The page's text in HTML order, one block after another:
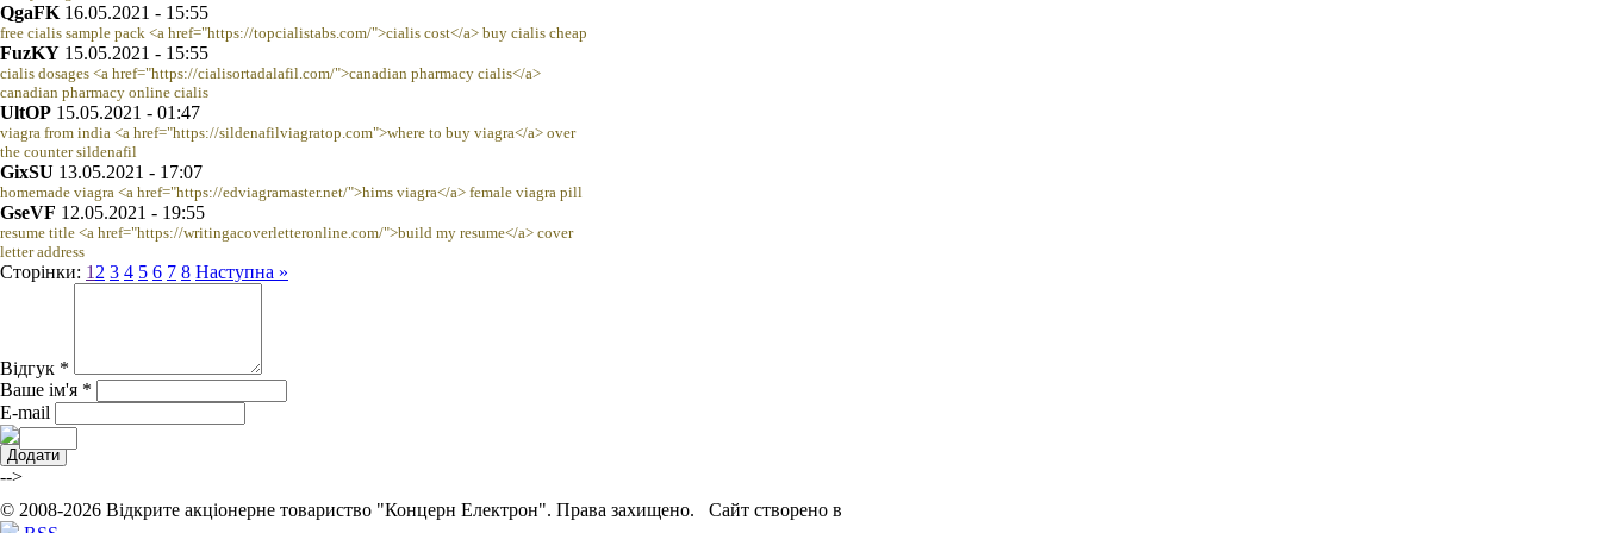
QgaFK 16.05.2021 - 15:55
free cialis sample pack <a href="https://topcialistabs.com/">cialis cost</a> buy cialis cheap
FuzKY 15.05.2021 - 15:55
cialis dosages <a href="https://cialisortadalafil.com/">canadian pharmacy cialis</a>
canadian pharmacy online cialis
UltOP 15.05.2021 - 01:47
viagra from india <a href="https://sildenafilviagratop.com">where to buy viagra</a> over
the counter sildenafil
GixSU 13.05.2021 - 17:07
homemade viagra <a href="https://edviagramaster.net/">hims viagra</a> female viagra pill
GseVF 12.05.2021 - 19:55
resume title <a href="https://writingacoverletteronline.com/">build my resume</a> cover
letter address
Сторінки: 1 2 3 4 5 6 7 8 Наступна »
Відгук *
Ваше ім'я *
E-mail
-->
© 2008-2026 Відкрите акціонерне товариство "Концерн Електрон". Права захищено. Сайт створено в